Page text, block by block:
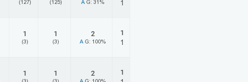
(127) (125) A G: 31%
1
1
(3)
1
(3)
2
A G: 100%
1
1
1 1 2
1